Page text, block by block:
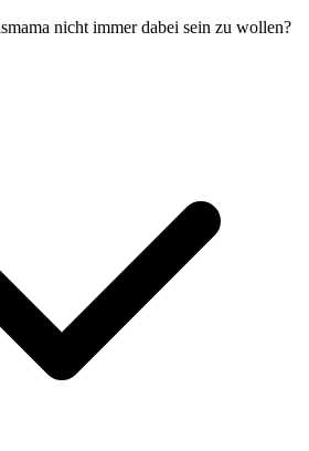
nicht immer dabei sein zu wollen?